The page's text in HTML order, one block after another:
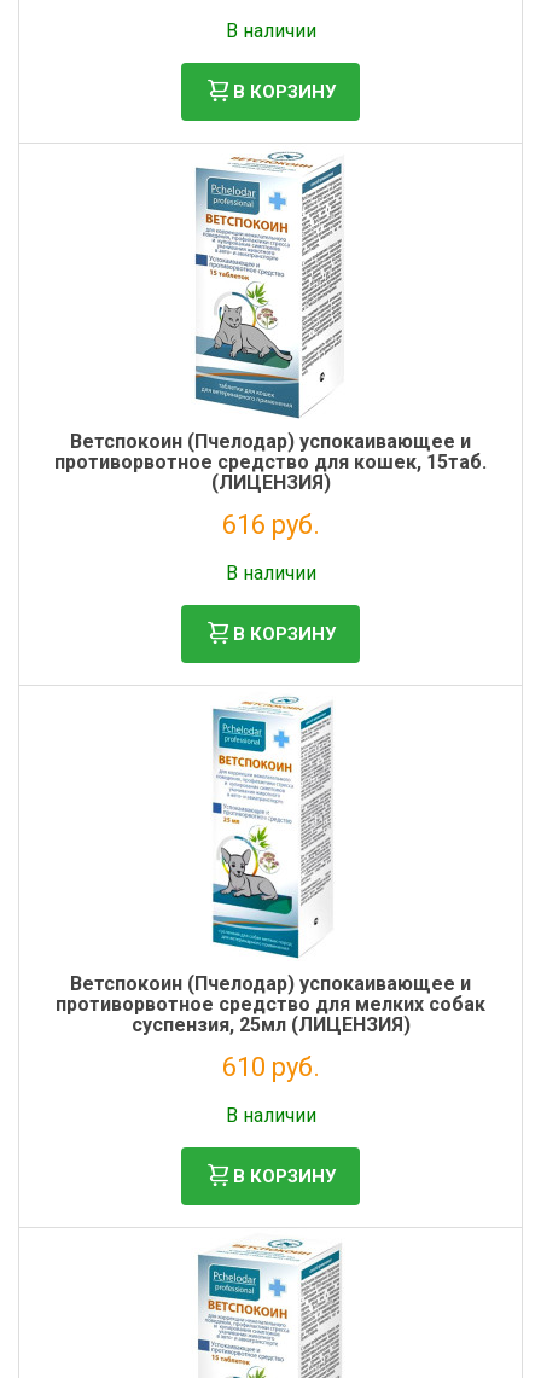
В наличии
В КОРЗИНУ
Ветспокоин (Пчелодар) успокаивающее и
противорвотное средство для кошек, 15таб.
(ЛИЦЕНЗИЯ)
616 руб.
В наличии
В КОРЗИНУ
Ветспокоин (Пчелодар) успокаивающее и
противорвотное средство для мелких собак
суспензия, 25мл (ЛИЦЕНЗИЯ)
610 руб.
В наличии
В КОРЗИНУ